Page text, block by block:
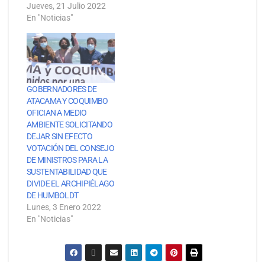
Jueves, 21 Julio 2022
En "Noticias"
GOBERNADORES DE
ATACAMA Y COQUIMBO
OFICIAN A MEDIO
AMBIENTE SOLICITANDO
DEJAR SIN EFECTO
VOTACIÓN DEL CONSEJO
DE MINISTROS PARA LA
SUSTENTABILIDAD QUE
DIVIDE EL ARCHIPIÉLAGO
DE HUMBOLDT
Lunes, 3 Enero 2022
En "Noticias"